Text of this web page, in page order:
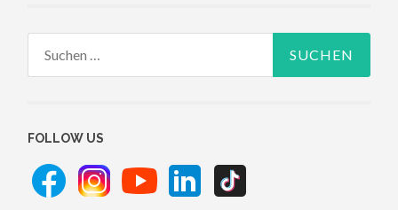
FOLLOW US